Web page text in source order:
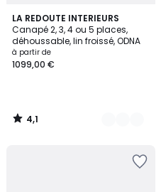
LA REDOUTE INTERIEURS
Canapé 2, 3, 4 ou 5 places,
déhoussable, lin froissé, ODNA
à partir de
1099,00 €
4,1
/ 5
8
Couleurs
4,1
/